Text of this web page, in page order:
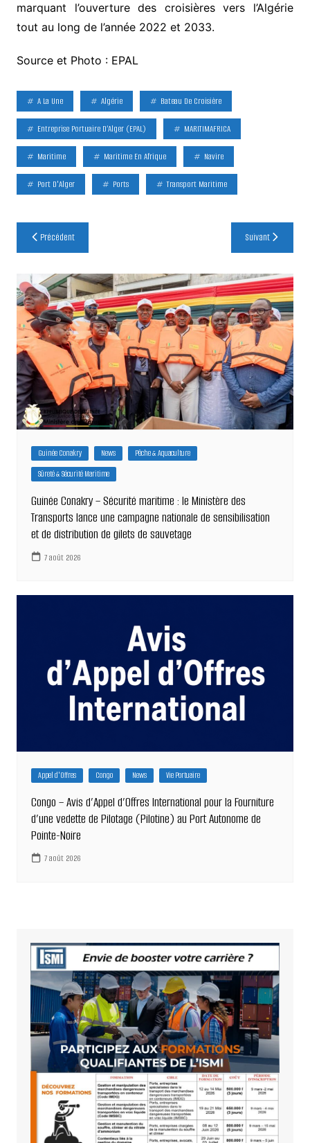
marquant l’ouverture des croisières vers l’Algérie
tout au long de l’année 2022 et 2033.
Source et Photo : EPAL
A La Une Algérie Bateau De Croisière
Entreprise Portuaire D‘Alger (EPAL) MARITIMAFRICA
Maritime Maritime En Afrique Navire
Port D'Alger Ports Transport Maritime
Navigation
de
l’article
Précédent Suivant
Guinée Conakry News
Pêche & Aquaculture
Sûreté & Sécurité Maritime
Guinée Conakry – Sécurité maritime : le Ministère des
Transports lance une campagne nationale de sensibilisation
et de distribution de gilets de sauvetage
7 août 2026
Appel d'Offres Congo News Vie Portuaire
Congo – Avis d’Appel d’Offres International pour la Fourniture
d’une vedette de Pilotage (Pilotine) au Port Autonome de
Pointe-Noire
7 août 2026